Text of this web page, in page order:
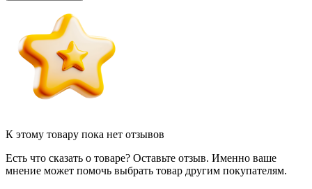
К этому товару пока нет отзывов
Есть что сказать о товаре? Оставьте отзыв. Именно ваше
мнение может помочь выбрать товар другим покупателям.